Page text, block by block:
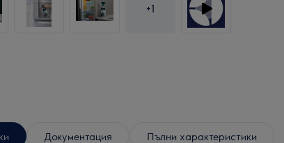
+1
Документация Пълни характеристики